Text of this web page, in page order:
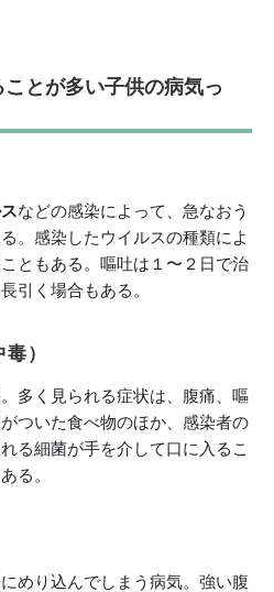
とが多い子供の病気っ
などの感染によって、急なおう
。感染したウイルスの種類によ
ともある。嘔吐は１〜２日で治
引く場合もある。
）
多く見られる症状は、腹痛、嘔
ついた食べ物のほか、感染者の
る細菌が手を介して口に入るこ
る。
めり込んでしまう病気。強い腹